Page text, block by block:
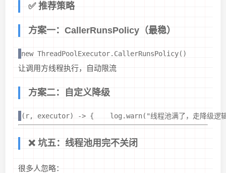
✅ 推荐策略
方案一：CallerRunsPolicy（最稳）
new ThreadPoolExecutor.CallerRunsPolicy()
让调用方线程执行，自动限流
方案二：自定义降级
(r, executor) -> {    log.warn("线程池满了，走降级逻
❌ 坑五：线程池用完不关闭
很多人忽略：